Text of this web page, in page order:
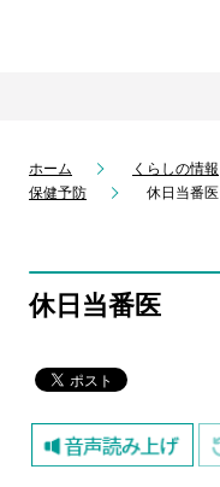
ホーム くらしの情報
保健予防
休日当番医
休日当番医